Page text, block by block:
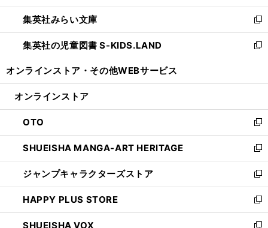
開
く
ウ
で
開
く
ン
ド
ウ
で
ウ
ィ
ン
ド
開
集英社みらい文庫
新
し
い
ン
ウ
で
開
く
集英社の児童図書 S-KIDS.LAND
新
ウ
ン
ド
ウ
で
開
く
オンラインストア・ その他WEBサービス
オンラインストア
OTO
新
し
い
ウ
ィ
ン
ド
ウ
で
SHUEISHA MANGA-ART HERITAGE
新
し
い
ウ
ィ
ン
ジャンプキャラクターズストア
新
し
い
ウ
HAPPY PLUS STORE
新
し
SHUEISHA VOX